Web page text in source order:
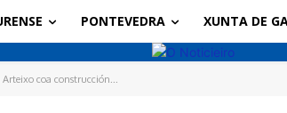
PONTEVEDRA XUNTA DE
coa construcción...